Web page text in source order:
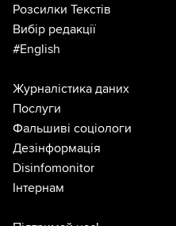
Розсилки Текстів
Вибір редакції
#English
Журналістика даних
Послуги
Фальшиві соціологи
Дезінформація
Disinfomonitor
Інтернам